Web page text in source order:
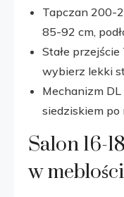
Tapczan 200-
85-92 cm,
Stałe przejście
wybierz lekki
Mechanizm
siedziskiem po
Salon 16-
w